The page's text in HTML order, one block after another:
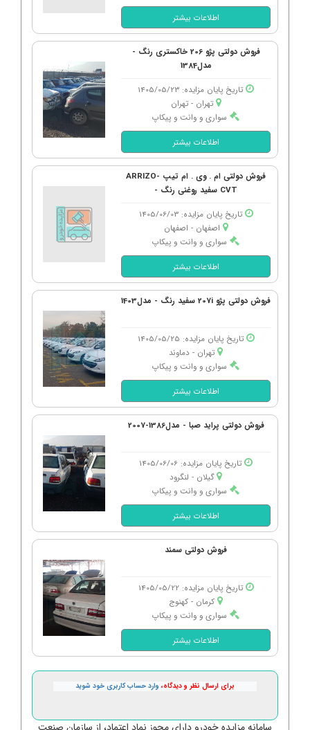
اطلاعات بیشتر
فروش دولتی پژو 206 خاکستری رنگ -
مدل1384
تاریخ پایان مزایده: 1405/05/23
تهران - تهران
سواری و وانت و پیکاپ
اطلاعات بیشتر
فروش دولتی ام . وی . ام تیپ ARRIZO-
CVT سفید روغنی رنگ -
تاریخ پایان مزایده: 1405/06/03
اصفهان - اصفهان
سواری و وانت و پیکاپ
اطلاعات بیشتر
فروش دولتی پژو 207i سفید رنگ - مدل1403
تاریخ پایان مزایده: 1405/05/25
تهران - دماوند
سواری و وانت و پیکاپ
اطلاعات بیشتر
فروش دولتی پراید صبا - مدل1386-2007
تاریخ پایان مزایده: 1405/06/06
گیلان - لنگرود
سواری و وانت و پیکاپ
اطلاعات بیشتر
فروش دولتی سمند
تاریخ پایان مزایده: 1405/05/22
کرمان - كهنوج
سواری و وانت و پیکاپ
اطلاعات بیشتر
برای ارسال نظر و دیدگاه، وارد حساب کاربری خود شوید